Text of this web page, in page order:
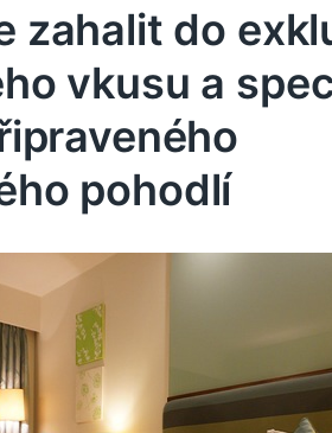
zahalit do
vkusu a
pohodlí